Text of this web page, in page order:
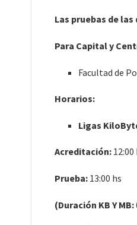
Las pruebas de
Para Capital y
Facultad de
Horarios:
Ligas
Acreditación: 12:00
Prueba: 13:00 hs
(Duración KB Y MB: